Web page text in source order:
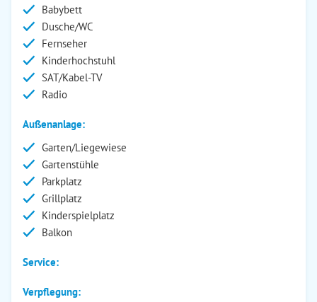
Babybett
Dusche/WC
Fernseher
Kinderhochstuhl
SAT/Kabel-TV
Radio
Außenanlage:
Garten/Liegewiese
Gartenstühle
Parkplatz
Grillplatz
Kinderspielplatz
Balkon
Service:
Verpflegung: